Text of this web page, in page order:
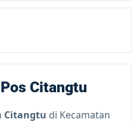
Citangtu
Citangtu di Kecamatan